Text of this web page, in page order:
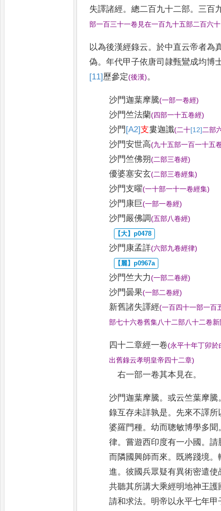
失譯諸經。總二百九十二部。三百
部一百三十一卷見在一百九十五部二百六
以為後漢經錄云。於中直云帝者為
偽。年代甲子依唐司隷甄鸞成均博
[11] 歷參定(後漢)。
沙門迦葉摩騰(一部一卷經)
沙門竺法蘭(四部一十五卷經)
沙門 [A2]支婁迦讖(二十[12]二部
沙門安世高(九十五部一百一十五
沙門竺佛朔(二部三卷經)
優婆塞安玄(二部三卷經集)
沙門支曜(一十部一十一卷經集)
沙門康巨(一部一卷經)
沙門嚴佛調(五部八卷經)
沙門康孟詳(六部九卷經律)
沙門竺大力(一部二卷經)
沙門曇果(一部二卷經)
新舊諸失譯經(一百四十一部一百
部七十六卷舊集八十二部八十二卷新
四十二章經一卷(永平十年丁卯
出舊錄云孝明皇帝四十二章)
右一部一卷其本見在。
沙門迦葉摩騰。或云竺葉摩騰
錄互存未詳孰是。 先來不譯所
婆羅門種。幼而聰敏博學多聞
律。嘗遊西印度有一小國 。請
而隣國興師而來。 既將踐境。
進。彼國兵眾疑有異術密遣使
共聽其所講大乘經明地神王護
請和求法。 明帝以永平七年甲